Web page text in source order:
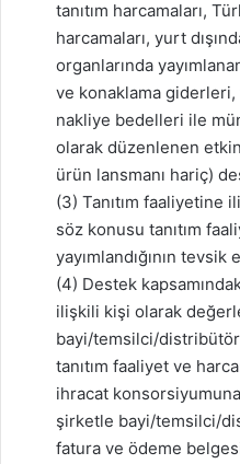
tanıtım harcamaları,
harcamaları, yurt
organlarında
ve konaklama giderleri,
nakliye bedelleri ile
olarak düzenlenen
ürün lansmanı hariç)
(3) Tanıtım faaliyetine
söz konusu tanıtım
yayımlandığının
(4) Destek
ilişkili kişi olarak
bayi/temsilci/
tanıtım faaliyet ve
ihracat
şirketle bayi/temsilci/
fatura ve ödeme